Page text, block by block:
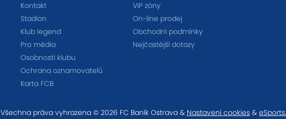
Kontakt
Stadion
Klub legend
Pro média
Osobnosti klubu
Ochrana oznamovatelů
Karta FCB
VIP zóny
On-line prodej
Obchodní podmínky
Nejčastější dotazy
Všechna práva vyhrazena © 2026 FC Baník Ostrava & Nastavení cookies &